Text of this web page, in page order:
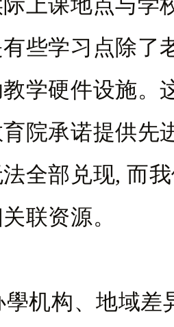
些学习点除了
学硬件设施。
院承诺提供先
全部兑现, 而
联资源。
机构、地域差